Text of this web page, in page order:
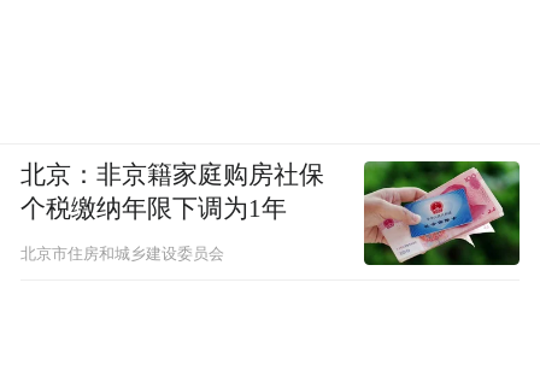
北京：非京籍家庭购房社保
个税缴纳年限下调为1年
北京市住房和城乡建设委员会